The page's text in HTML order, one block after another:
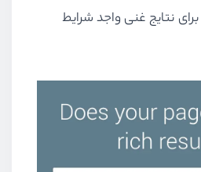
نتایج غنی واجد شرایط